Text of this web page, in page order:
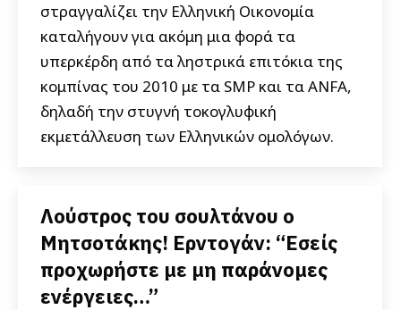
στραγγαλίζει την Ελληνική Οικονομία
καταλήγουν για ακόμη μια φορά τα
υπερκέρδη από τα ληστρικά επιτόκια της
κομπίνας του 2010 με τα SMP και τα ANFA,
δηλαδή την στυγνή τοκογλυφική
εκμετάλλευση των Ελληνικών ομολόγων.
Λούστρος του σουλτάνου ο
Μητσοτάκης! Ερντογάν: “Εσείς
προχωρήστε με μη παράνομες
ενέργειες…”